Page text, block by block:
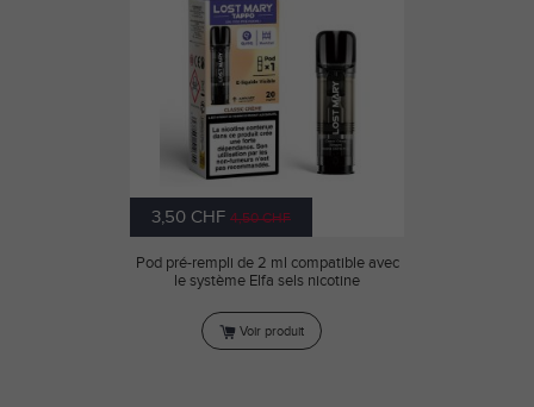
3,50 CHF 4,50 CHF
Pod pré-rempli de 2 ml compatible avec
le système Elfa sels nicotine
Voir produit